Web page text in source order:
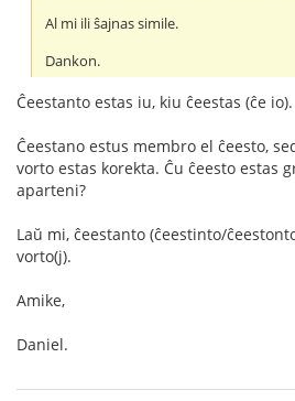
Al mi ili ŝajnas simile.
Dankon.
Ĉeestanto estas iu, kiu ĉeestas (ĉe io).
Ĉeestano estus membro el ĉeesto,
vorto estas korekta. Ĉu ĉeesto estas
aparteni?
Laŭ mi, ĉeestanto (ĉeestinto/
vorto(j).
Amike,
Daniel.